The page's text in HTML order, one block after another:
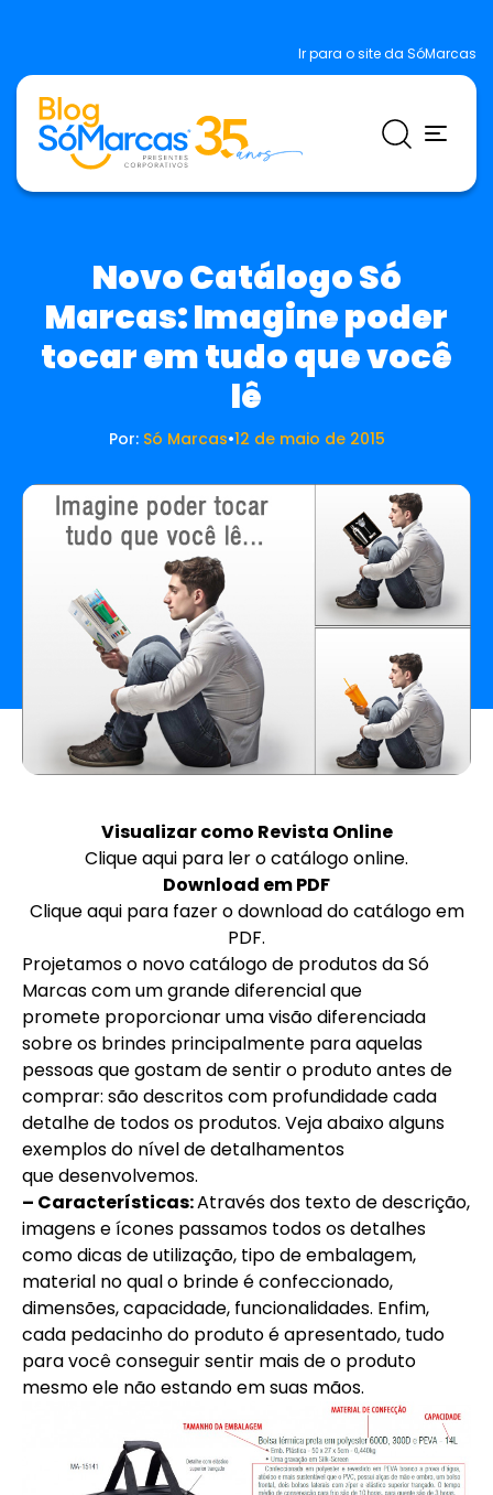
Ir para o site da SóMarcas
Novo Catálogo Só
Marcas: Imagine poder
tocar em tudo que você
lê
Por: Só Marcas•12 de maio de 2015
Visualizar como Revista Online
Clique aqui para ler o catálogo online.
Download em PDF
Clique aqui para fazer o download do catálogo em
PDF.
Projetamos o novo catálogo de produtos da Só
Marcas com um grande diferencial que
promete proporcionar uma visão diferenciada
sobre os brindes principalmente para aquelas
pessoas que gostam de sentir o produto antes de
comprar: são descritos com profundidade cada
detalhe de todos os produtos. Veja abaixo alguns
exemplos do nível de detalhamentos
que desenvolvemos.
– Características:Através dos texto de descrição,
imagens e ícones passamos todos os detalhes
como dicas de utilização, tipo de embalagem,
material no qual o brinde é confeccionado,
dimensões, capacidade, funcionalidades. Enfim,
cada pedacinho do produto é apresentado, tudo
para você conseguir sentir mais de o produto
mesmo ele não estando em suas mãos.